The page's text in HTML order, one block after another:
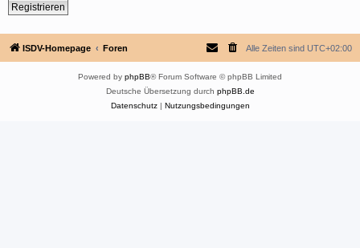
Registrieren
ISDV-Homepage Foren Alle Zeiten sind UTC+02:00
Powered by phpBB® Forum Software © phpBB Limited
Deutsche Übersetzung durch phpBB.de
Datenschutz| Nutzungsbedingungen